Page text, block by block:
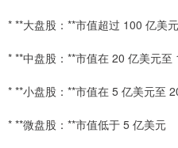
* **大盘股：**市值超过 100 亿美元
* **中盘股：**市值在 20 亿美元至
* **小盘股：**市值在 5 亿美元至
* **微盘股：**市值低于 5 亿美元